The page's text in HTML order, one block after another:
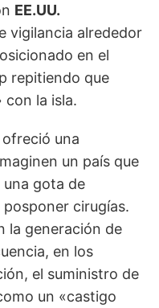
EE.UU.
vigilancia alrededor
en el
repitiendo que
con la isla.
una
un país que
una gota de
cirugías.
la generación de
en los
el suministro de
un «castigo